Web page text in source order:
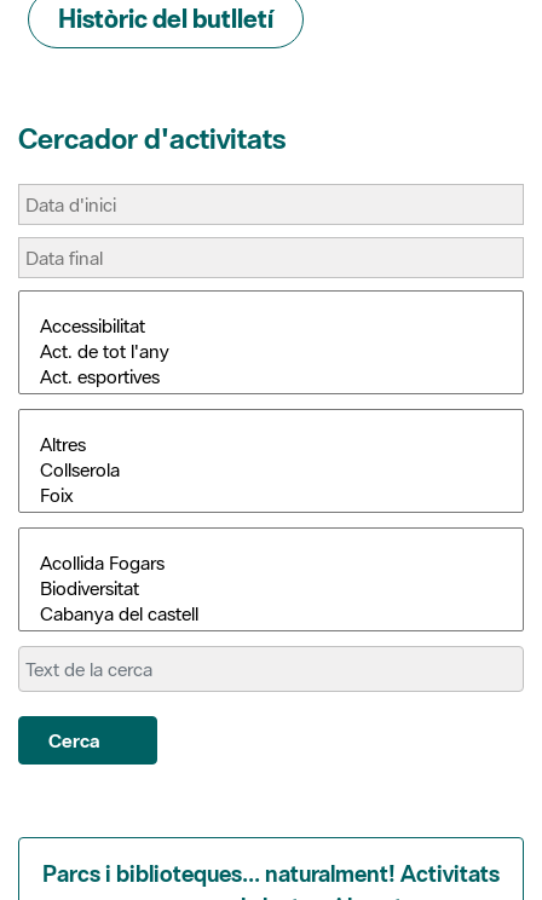
Històric del butlletí
Cercador d'activitats
Cerca
Parcs i biblioteques... naturalment! Activitats